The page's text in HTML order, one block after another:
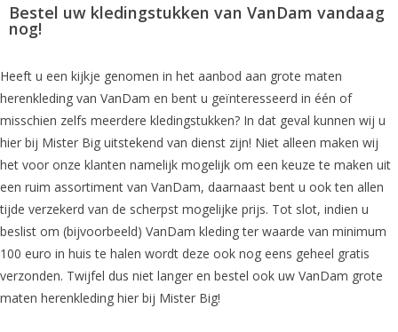
Bestel uw kledingstukken van VanDam vandaag
nog!
Heeft u een kijkje genomen in het aanbod aan grote maten
herenkleding van VanDam en bent u geïnteresseerd in één of
misschien zelfs meerdere kledingstukken? In dat geval kunnen wij u
hier bij Mister Big uitstekend van dienst zijn! Niet alleen maken wij
het voor onze klanten namelijk mogelijk om een keuze te maken uit
een ruim assortiment van VanDam, daarnaast bent u ook ten allen
tijde verzekerd van de scherpst mogelijke prijs. Tot slot, indien u
beslist om (bijvoorbeeld) VanDam kleding ter waarde van minimum
100 euro in huis te halen wordt deze ook nog eens geheel gratis
verzonden. Twijfel dus niet langer en bestel ook uw VanDam grote
maten herenkleding hier bij Mister Big!